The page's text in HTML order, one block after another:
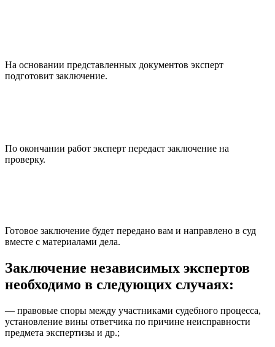
На основании представленных документов эксперт
подготовит заключение.
По окончании работ эксперт передаст заключение на
проверку.
Готовое заключение будет передано вам и направлено в суд
вместе с материалами дела.
Заключение независимых экспертов
необходимо в следующих случаях:
— правовые споры между участниками судебного процесса,
установление вины ответчика по причине неисправности
предмета экспертизы и др.;